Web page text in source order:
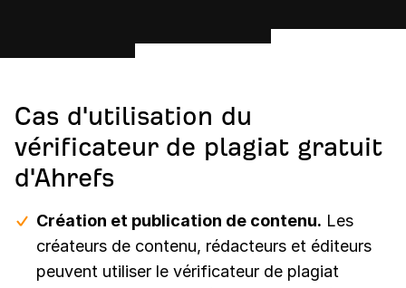
Cas d'utilisation du
vérificateur de plagiat gratuit
d'Ahrefs
Création et publication de contenu. Les
créateurs de contenu, rédacteurs et éditeurs
peuvent utiliser le vérificateur de plagiat